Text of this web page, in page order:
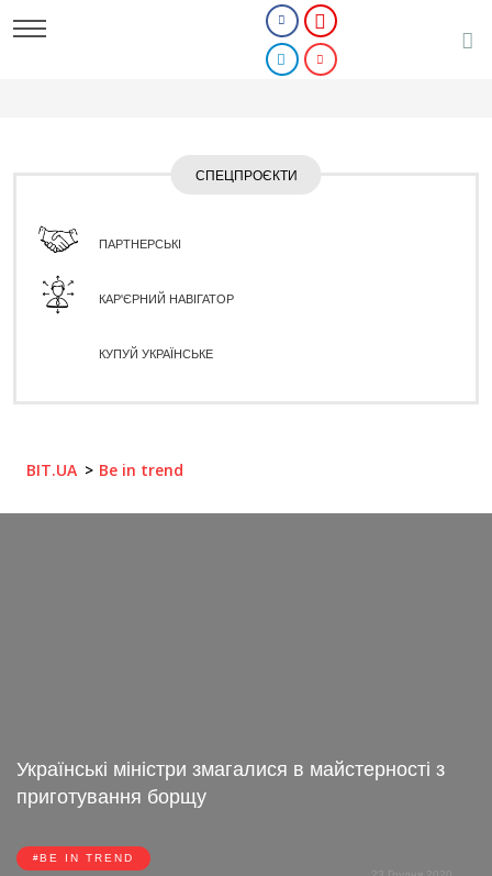
СПЕЦПРОЄКТИ
ПАРТНЕРСЬКІ
КАР'ЄРНИЙ НАВІГАТОР
КУПУЙ УКРАЇНСЬКЕ
BIT.UA Be in trend
Українські міністри змагалися в майстерності з
приготування борщу
BE IN TREND